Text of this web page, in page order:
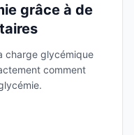
grâce à de
charge glycémique
comment